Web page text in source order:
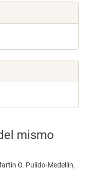
mismo
O. Pulido-Medellín,